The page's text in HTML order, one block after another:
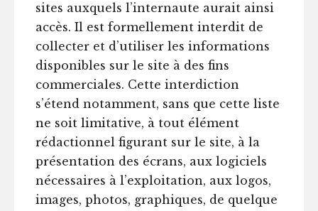
sites auxquels l’internaute aurait ainsi
accès. Il est formellement interdit de
collecter et d’utiliser les informations
disponibles sur le site à des fins
commerciales. Cette interdiction
s’étend notamment, sans que cette liste
ne soit limitative, à tout élément
rédactionnel figurant sur le site, à la
présentation des écrans, aux logiciels
nécessaires à l’exploitation, aux logos,
images, photos, graphiques, de quelque